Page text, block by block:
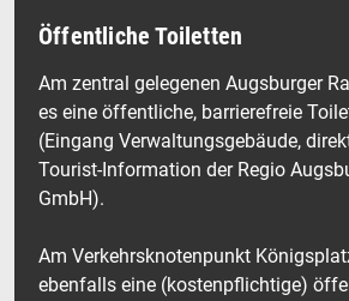
Öffentliche Toiletten
Am zentral gelegenen Augsburger
es eine öffentliche, barrierefreie
(Eingang Verwaltungsgebäude,
Tourist-Information der Regio
GmbH).
Am Verkehrsknotenpunkt
ebenfalls eine (kostenpflichtige)